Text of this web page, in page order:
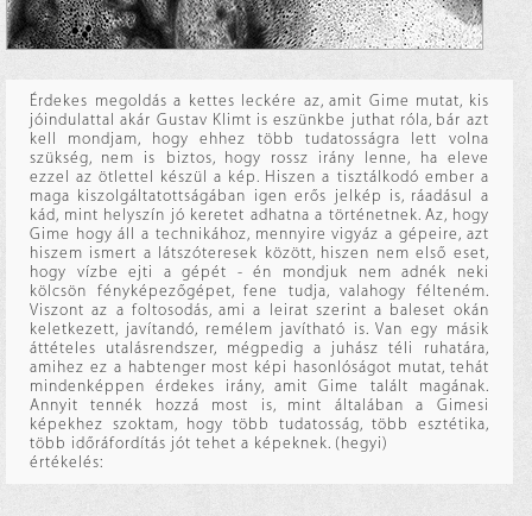
Érdekes megoldás a kettes leckére az, amit Gime mutat, kis
jóindulattal akár Gustav Klimt is eszünkbe juthat róla, bár azt
kell mondjam, hogy ehhez több tudatosságra lett volna
szükség, nem is biztos, hogy rossz irány lenne, ha eleve
ezzel az ötlettel készül a kép. Hiszen a tisztálkodó ember a
maga kiszolgáltatottságában igen erős jelkép is, ráadásul a
kád, mint helyszín jó keretet adhatna a történetnek. Az, hogy
Gime hogy áll a technikához, mennyire vigyáz a gépeire, azt
hiszem ismert a látszóteresek között, hiszen nem első eset,
hogy vízbe ejti a gépét - én mondjuk nem adnék neki
kölcsön fényképezőgépet, fene tudja, valahogy félteném.
Viszont az a foltosodás, ami a leirat szerint a baleset okán
keletkezett, javítandó, remélem javítható is. Van egy másik
áttételes utalásrendszer, mégpedig a juhász téli ruhatára,
amihez ez a habtenger most képi hasonlóságot mutat, tehát
mindenképpen érdekes irány, amit Gime talált magának.
Annyit tennék hozzá most is, mint általában a Gimesi
képekhez szoktam, hogy több tudatosság, több esztétika,
több időráfordítás jót tehet a képeknek. (hegyi)
értékelés: